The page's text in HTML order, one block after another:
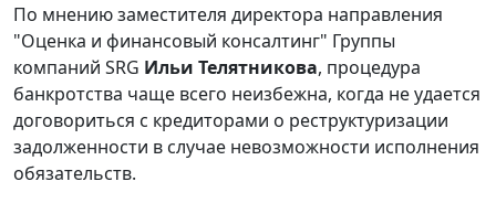
По мнению заместителя директора направления
"Оценка и финансовый консалтинг" Группы
компаний SRG Ильи Телятникова, процедура
банкротства чаще всего неизбежна, когда не удается
договориться с кредиторами о реструктуризации
задолженности в случае невозможности исполнения
обязательств.